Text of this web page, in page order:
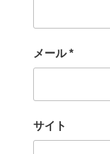
メール*
サイト